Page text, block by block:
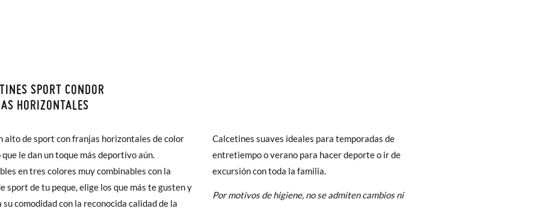
SPORT CONDOR
HORIZONTALES
alto de sport con franjas horizontales de color
le dan un toque más deportivo aún.
en tres colores muy combinables con la
sport de tu peque, elige los que más te gusten y
su comodidad con la reconocida calidad de la
Calcetines suaves ideales para temporadas de
entretiempo o verano para hacer deporte o ir de
excursión con toda la familia.
Por motivos de higiene, no se admiten cambios ni
todos los Envíos son GRATIS y los Cambios de Talla/Color también son GRATIS y puedes realizarlos
60 días. ¡Te acercamos nuestra tienda física hasta la puerta de tu casa!
del envío estándar gratuito (2-3 días laborables), en caso de que prefieras acelerar el envío, puedes por muy
(3,95€) elegir Envío Urgente en Península.
el tiempo de envío es de 3-4 días laborables.
envíos y cambios gratis, sin importe mínimo, sin preguntas. El precio final será el de los zapatos que
2 4 8 10
19-22 23-26